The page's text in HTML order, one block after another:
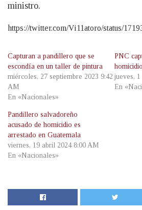
ministro.
https://twitter.com/Vi11atoro/status/
Capturan a pandillero que se
escondía en un taller de pintura
miércoles, 27 septiembre 2023 9:42
AM
En «Nacionales»
PNC
jueves,
En
Pandillero salvadoreño
acusado de homicidio es
arrestado en Guatemala
viernes, 19 abril 2024 8:00 AM
En «Nacionales»